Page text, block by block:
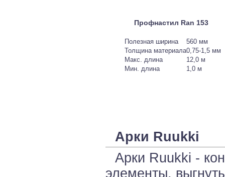
Профнастил Ran 153
Полезная ширина
560 мм
Толщина материала0,75-1,5 мм
Макс. длина
12,0 м
Мин. длина
1,0 м
Арки Ruukki
Арки Ruukki -
элементы,